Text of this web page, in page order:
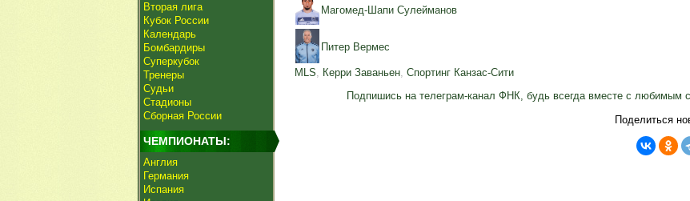
Вторая лига
Кубок России
Календарь
Бомбардиры
Суперкубок
Тренеры
Судьи
Стадионы
Сборная России
ЧЕМПИОНАТЫ:
Англия
Германия
Испания
Магомед-Шапи Сулейманов
Питер Вермес
MLS, Керри Заваньен, Спортинг Канзас-Сити
Подпишись на телеграм-канал ФНК, будь всегда вместе с любимым
Поделиться